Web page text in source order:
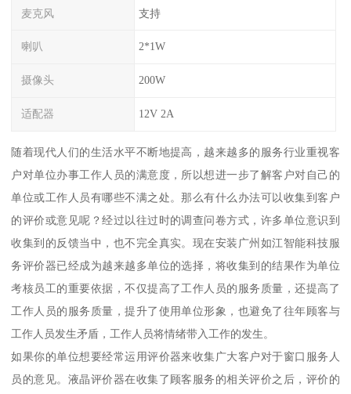
麦克风 支持
喇叭 2*1W
摄像头 200W
适配器 12V 2A
随着现代人们的生活水平不断地提高，越来越多的服务行业重视客
户对单位办事工作人员的满意度，所以想进一步了解客户对自己的
单位或工作人员有哪些不满之处。那么有什么办法可以收集到客户
的评价或意见呢？经过以往过时的调查问卷方式，许多单位意识到
收集到的反馈当中，也不完全真实。现在安装广州如江智能科技服
务评价器已经成为越来越多单位的选择，将收集到的结果作为单位
考核员工的重要依据，不仅提高了工作人员的服务质量，还提高了
工作人员的服务质量，提升了使用单位形象，也避免了往年顾客与
工作人员发生矛盾，工作人员将情绪带入工作的发生。
如果你的单位想要经常运用评价器来收集广大客户对于窗口服务人
员的意见。液晶评价器在收集了顾客服务的相关评价之后，评价的